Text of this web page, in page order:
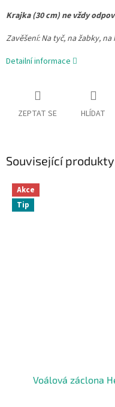
Krajka (30 cm) ne vždy
Zavěšení:Na tyč, na žabky, na
Detailní informace
ZEPTAT SE HLÍDAT
Související produkty
Akce
Tip
Voálová záclona